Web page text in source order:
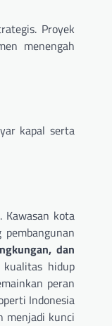
Proyek
menengah
kapal serta
Kawasan kota
dan
hidup
peran
Indonesia
menjadi kunci